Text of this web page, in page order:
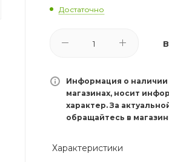
Достаточно
Информация о наличии
магазинах, носит
характер. За
обращайтесь в
Характеристики